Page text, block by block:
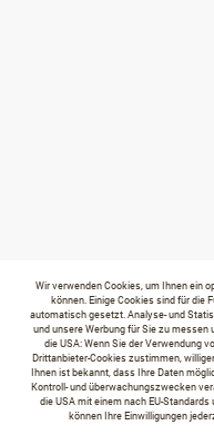
Wir verwenden Cookies, um Ihnen ein
können. Einige Cookies sind für die
automatisch gesetzt. Analyse- und
und unsere Werbung für Sie zu
die USA: Wenn Sie der Verwendung
Drittanbieter-Cookies zustimmen,
Ihnen ist bekannt, dass Ihre Daten
Kontroll- und überwachungszwecken
die USA mit einem nach EU-
können Ihre Einwilligungen